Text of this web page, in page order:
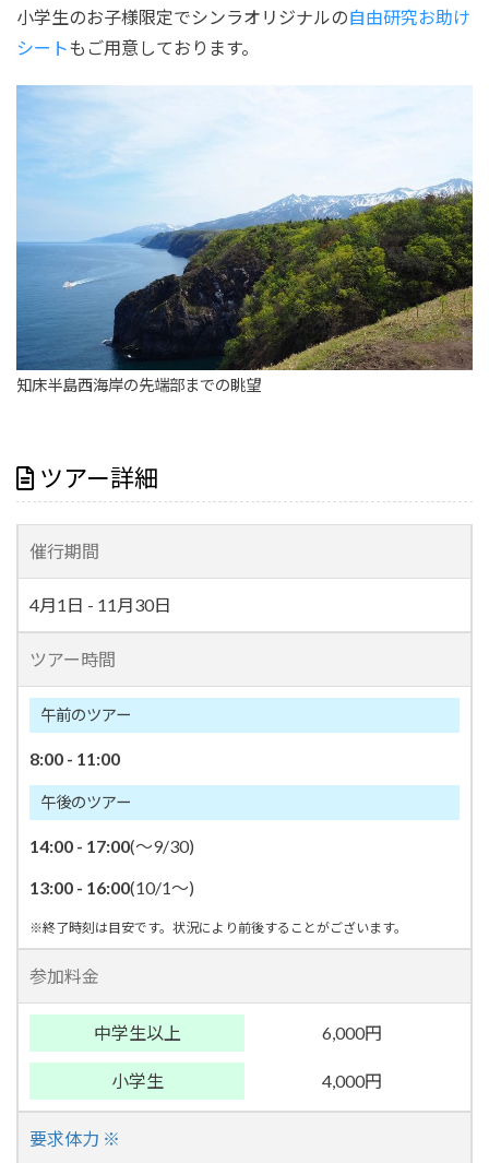
小学生のお子様限定でシンラオリジナルの自由研究お助け
シートもご用意しております。
知床半島西海岸の先端部までの眺望
ツアー詳細
催行期間
4月1日 - 11月30日
ツアー時間
午前のツアー
8:00 - 11:00
午後のツアー
14:00 - 17:00(～9/30)
13:00 - 16:00(10/1～)
※終了時刻は目安です。状況により前後することがございます。
参加料金
中学生以上 6,000円
小学生 4,000円
要求体力 ※